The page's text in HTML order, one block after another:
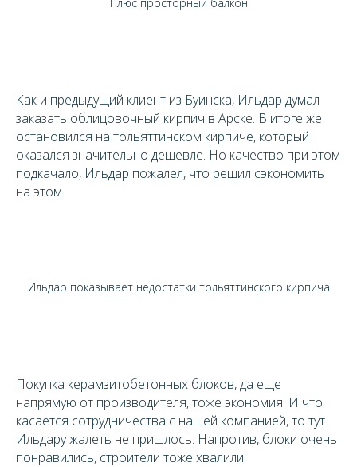
Как и предыдущий клиент из Буинска, Ильдар думал
заказать облицовочный кирпич в Арске. В итоге же
остановился на тольяттинском кирпиче, который
оказался значительно дешевле. Но качество при этом
подкачало, Ильдар пожалел, что решил сэкономить
на этом.
Ильдар показывает недостатки тольяттинского кирпича
Покупка керамзитобетонных блоков, да еще
напрямую от производителя, тоже экономия. И что
касается сотрудничества с нашей компанией, то тут
Ильдару жалеть не пришлось. Напротив, блоки очень
понравились, строители тоже хвалили.